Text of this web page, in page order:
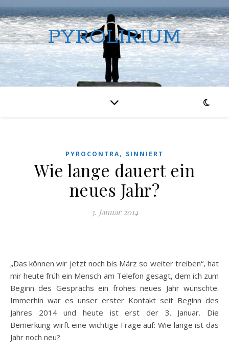
PYROLIRIUM
PYROCONTRA, SINNIERT
Wie lange dauert ein
neues Jahr?
3. Januar 2014
„Das können wir jetzt noch bis März so weiter treiben“, hat
mir heute früh ein Mensch am Telefon gesagt, dem ich zum
Beginn des Gesprächs ein frohes neues Jahr wünschte.
Immerhin war es unser erster Kontakt seit Beginn des
Jahres 2014 und heute ist erst der 3. Januar. Die
Bemerkung wirft eine wichtige Frage auf: Wie lange ist das
Jahr noch neu?